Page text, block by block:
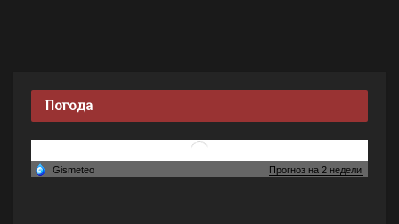
Погода